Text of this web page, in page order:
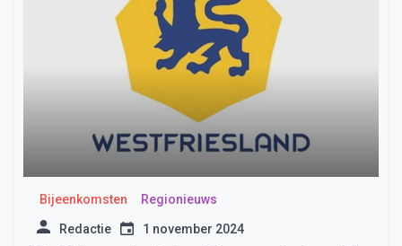
Bijeenkomsten Regionieuws
Redactie 1 november 2024